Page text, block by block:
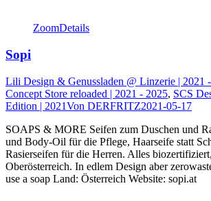
ZoomDetails
Sopi
Lili Design & Genussladen @ Linzerie | 2021
Concept Store reloaded | 2021 - 2025, SCS
Edition | 2021Von DERFRITZ2021-05-17
SOAPS & MORE Seifen zum Duschen und
und Body-Oil für die Pflege, Haarseife statt
Rasierseifen für die Herren. Alles
Oberösterreich. In edlem Design aber
use a soap Land: Österreich Website: sopi.at